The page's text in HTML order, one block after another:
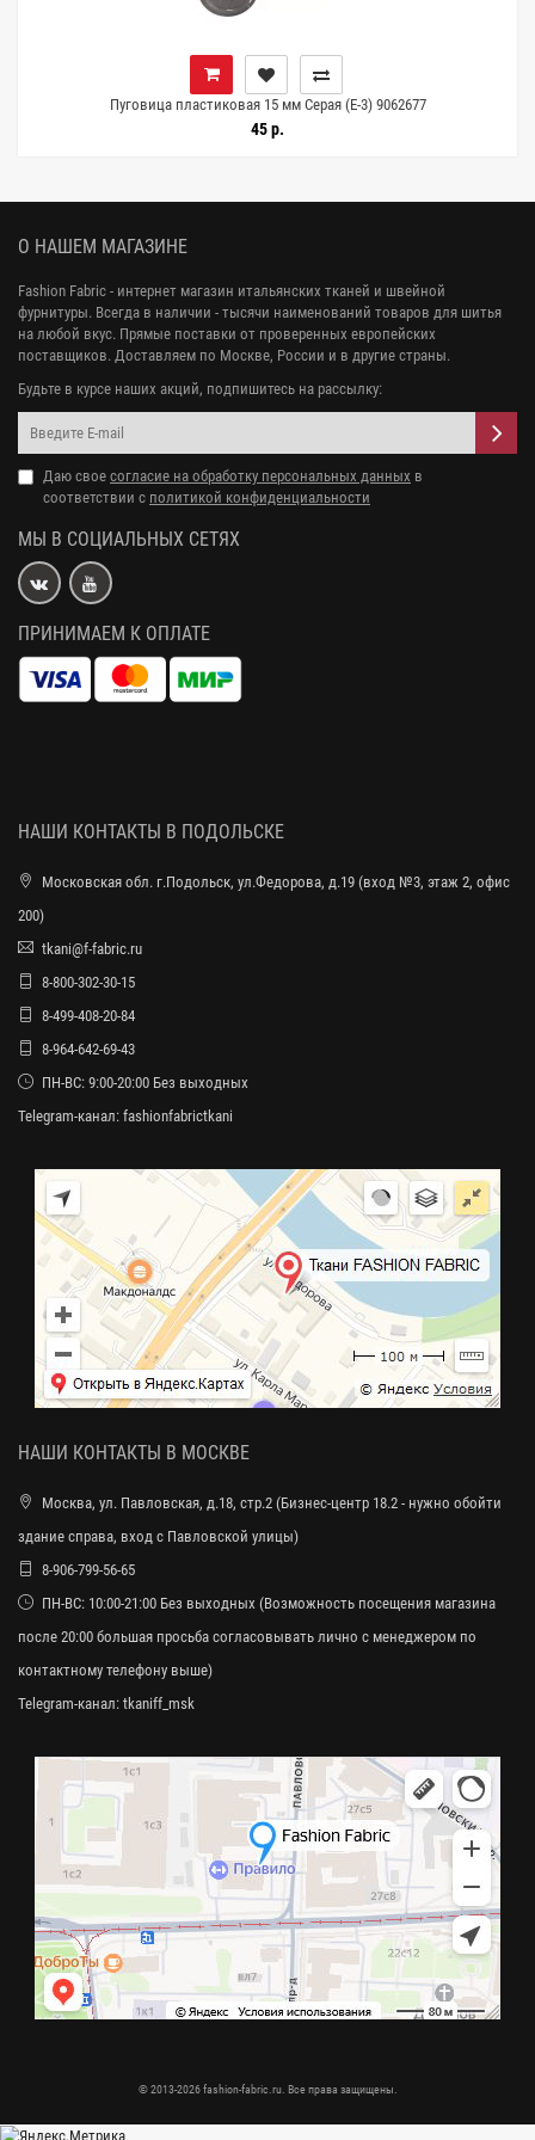
Пуговица пластиковая 15 мм Серая (Е-3) 9062677
45 р.
О НАШЕМ МАГАЗИНЕ
Fashion Fabric - интернет магазин итальянских тканей и швейной
фурнитуры. Всегда в наличии - тысячи наименований товаров для шитья
на любой вкус. Прямые поставки от проверенных европейских
поставщиков. Доставляем по Москве, России и в другие страны.
Будьте в курсе наших акций, подпишитесь на рассылку:
Даю свое согласие на обработку персональных данных в
соответствии с политикой конфиденциальности
МЫ В СОЦИАЛЬНЫХ СЕТЯХ
ПРИНИМАЕМ К ОПЛАТЕ
НАШИ КОНТАКТЫ В ПОДОЛЬСКЕ
Московская обл. г.Подольск, ул.Федорова, д.19 (вход №3, этаж 2, офис
200)
tkani@f-fabric.ru
8-800-302-30-15
8-499-408-20-84
8-964-642-69-43
ПН-ВС: 9:00-20:00 Без выходных
Telegram-канал: fashionfabrictkani
НАШИ КОНТАКТЫ В МОСКВЕ
Москва, ул. Павловская, д.18, стр.2 (Бизнес-центр 18.2 - нужно обойти
здание справа, вход с Павловской улицы)
8-906-799-56-65
ПН-ВС: 10:00-21:00 Без выходных (Возможность посещения магазина
после 20:00 большая просьба согласовывать лично с менеджером по
контактному телефону выше)
Telegram-канал: tkaniff_msk
© 2013-2026 fashion-fabric.ru. Все права защищены.